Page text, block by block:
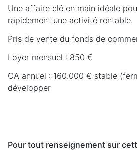
Une affaire clé en main idéale
rapidement une activité rentable.
Pris de vente du fonds de
Loyer mensuel : 850 €
CA annuel : 160.000 € stable
développer
Pour tout renseignement sur